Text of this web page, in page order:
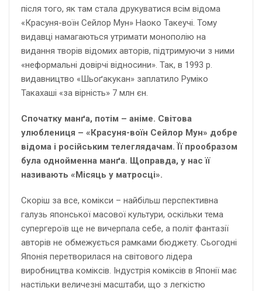
після того, як там стала друкуватися всім відома
«Красуня-воїн Сейлор Мун» Наоко Такеучі. Тому
видавці намагаються утримати монополію на
видання творів відомих авторів, підтримуючи з ними
«неформальні довірчі відносини». Так, в 1993 р.
видавництво «Шьоґакукан» заплатило Руміко
Такахаші «за вірність» 7 млн єн.
Спочатку манґа, потім – аніме. Світова
улюблениця – «Красуня-воїн Сейлор Мун» добре
відома і російським телеглядачам. Її прообразом
була однойменна манґа. Щоправда, у нас її
називають «Місяць у матросці».
Скоріш за все, комікси – найбільш перспективна
галузь японської масової культури, оскільки тема
супергероїв ще не вичерпала себе, а політ фантазії
авторів не обмежується рамками бюджету. Сьогодні
Японія перетворилася на світового лідера
виробництва коміксів. Індустрія коміксів в Японії має
настільки величезні масштаби, що з легкістю